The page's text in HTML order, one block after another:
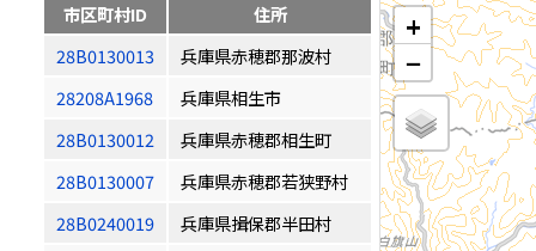
市区町村ID
住所
28B0130013
兵庫県赤穂郡那波村
28208A1968
兵庫県相生市
28B0130012
兵庫県赤穂郡相生町
28B0130007
兵庫県赤穂郡若狭野村
28B0240019
兵庫県揖保郡半田村
+
−